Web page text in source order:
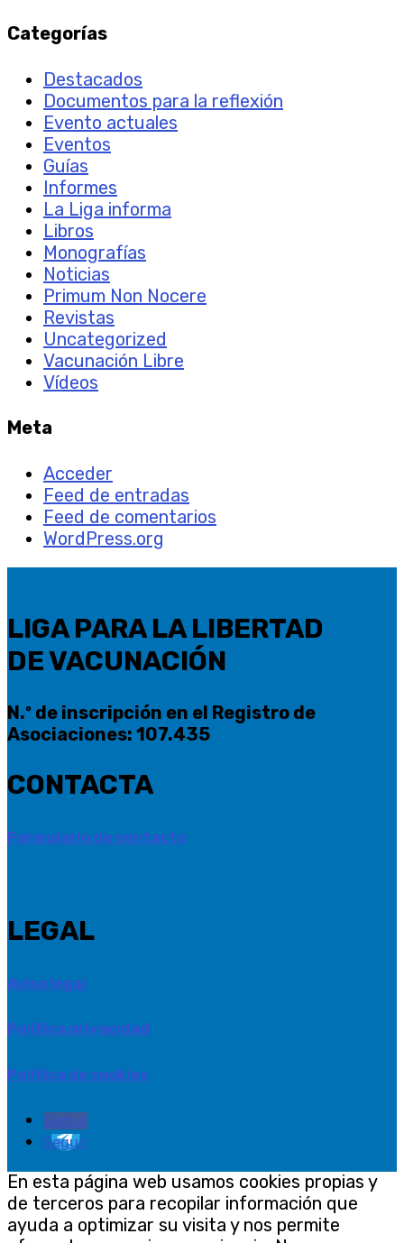
Categorías
Destacados
Documentos para la reflexión
Evento actuales
Eventos
Guías
Informes
La Liga informa
Libros
Monografías
Noticias
Primum Non Nocere
Revistas
Uncategorized
Vacunación Libre
Vídeos
Meta
Acceder
Feed de entradas
Feed de comentarios
WordPress.org
LIGA PARA LA LIBERTAD
DE VACUNACIÓN
N.º de inscripción en el Registro de
Asociaciones: 107.435
CONTACTA
Formulario de contacto
LEGAL
Aviso legal
Política privacidad
Política de cookies
Seguir
Seguir
En esta página web usamos cookies propias y
de terceros para recopilar información que
ayuda a optimizar su visita y nos permite